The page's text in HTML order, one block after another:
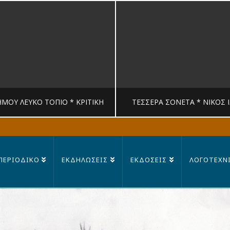
ΛΕΥΚΟ ΤΟΠΙΟ * ΚΡΙΤΙΚΉ
MANDRAGORAS
ΤΈΣΣΕΡΑ ΣΟΝΈΤΑ * ΝΊΚΟΣ
ΕΚΔΗΛΩΣΕΙΣ ΕΚΔΟΣΕΙΣ